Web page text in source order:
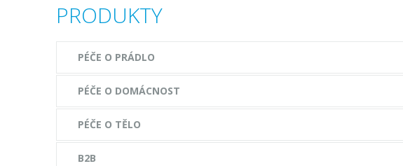
PRODUKTY
PÉČE O PRÁDLO
PÉČE O DOMÁCNOST
PÉČE O TĚLO
B2B